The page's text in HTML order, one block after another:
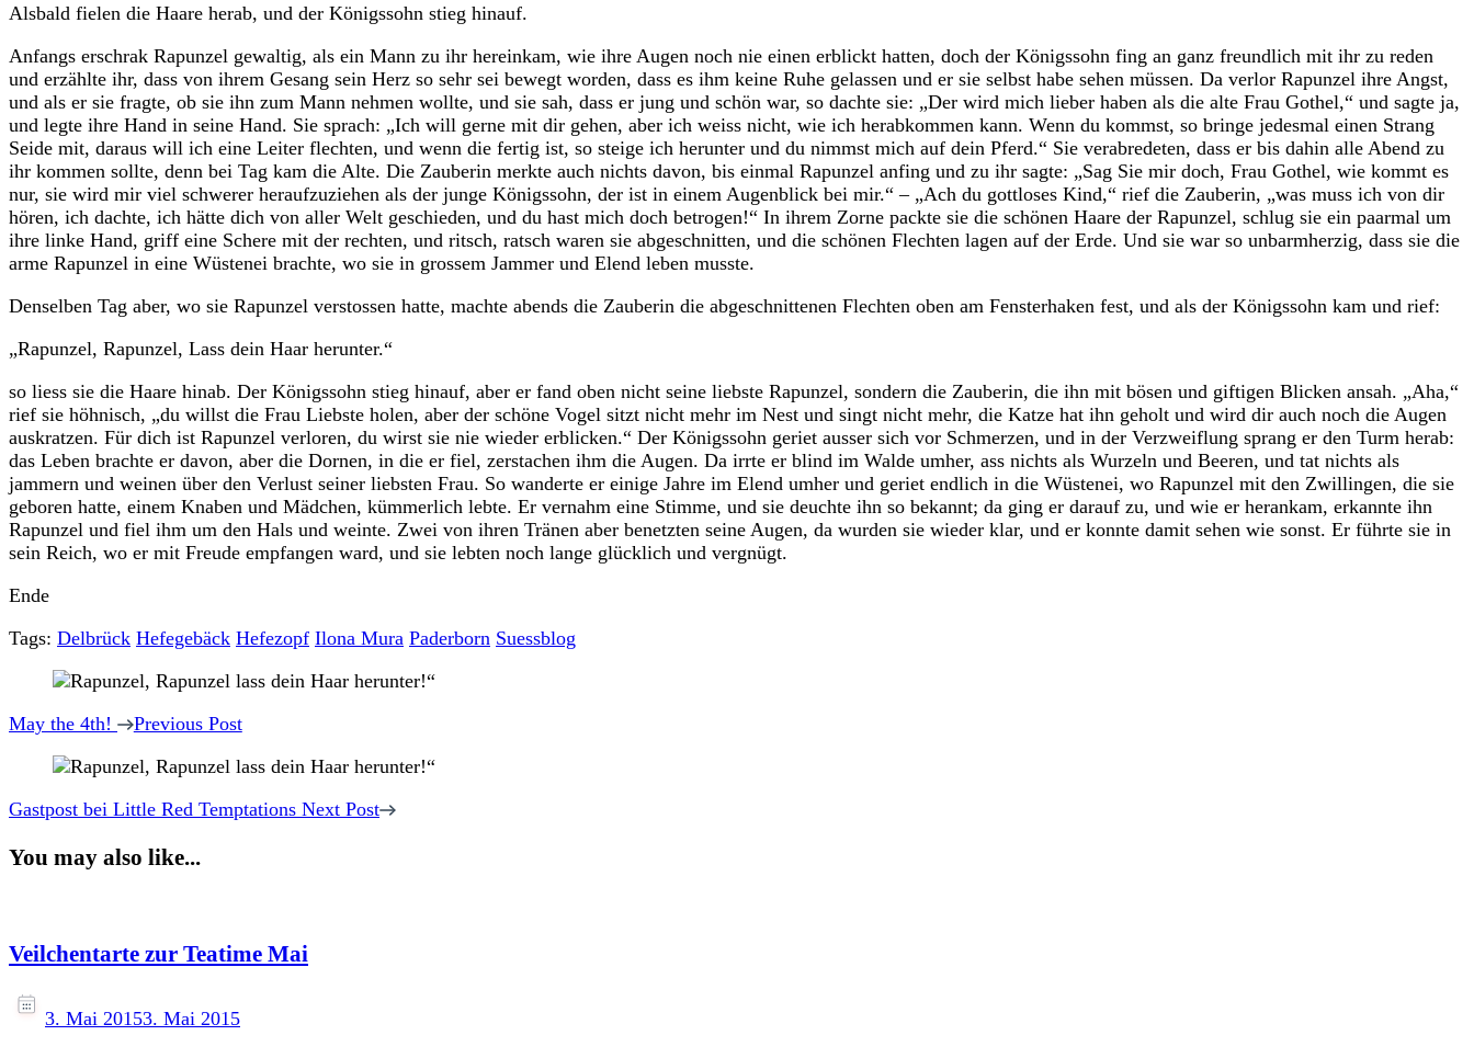
Alsbald fielen die Haare herab, und der Königssohn stieg hinauf.
Anfangs erschrak Rapunzel gewaltig, als ein Mann zu ihr hereinkam, wie ihre Augen noch nie einen erblickt hatten, doch der Königssohn fing an ganz freundlich mit ihr zu reden
und erzählte ihr, dass von ihrem Gesang sein Herz so sehr sei bewegt worden, dass es ihm keine Ruhe gelassen und er sie selbst habe sehen müssen. Da verlor Rapunzel ihre Angst,
und als er sie fragte, ob sie ihn zum Mann nehmen wollte, und sie sah, dass er jung und schön war, so dachte sie: „Der wird mich lieber haben als die alte Frau Gothel,“ und sagte ja,
und legte ihre Hand in seine Hand. Sie sprach: „Ich will gerne mit dir gehen, aber ich weiss nicht, wie ich herabkommen kann. Wenn du kommst, so bringe jedesmal einen Strang
Seide mit, daraus will ich eine Leiter flechten, und wenn die fertig ist, so steige ich herunter und du nimmst mich auf dein Pferd.“ Sie verabredeten, dass er bis dahin alle Abend zu
ihr kommen sollte, denn bei Tag kam die Alte. Die Zauberin merkte auch nichts davon, bis einmal Rapunzel anfing und zu ihr sagte: „Sag Sie mir doch, Frau Gothel, wie kommt es
nur, sie wird mir viel schwerer heraufzuziehen als der junge Königssohn, der ist in einem Augenblick bei mir.“ – „Ach du gottloses Kind,“ rief die Zauberin, „was muss ich von dir
hören, ich dachte, ich hätte dich von aller Welt geschieden, und du hast mich doch betrogen!“ In ihrem Zorne packte sie die schönen Haare der Rapunzel, schlug sie ein paarmal um
ihre linke Hand, griff eine Schere mit der rechten, und ritsch, ratsch waren sie abgeschnitten, und die schönen Flechten lagen auf der Erde. Und sie war so unbarmherzig, dass sie die
arme Rapunzel in eine Wüstenei brachte, wo sie in grossem Jammer und Elend leben musste.
Denselben Tag aber, wo sie Rapunzel verstossen hatte, machte abends die Zauberin die abgeschnittenen Flechten oben am Fensterhaken fest, und als der Königssohn kam und rief:
„Rapunzel, Rapunzel, Lass dein Haar herunter.“
so liess sie die Haare hinab. Der Königssohn stieg hinauf, aber er fand oben nicht seine liebste Rapunzel, sondern die Zauberin, die ihn mit bösen und giftigen Blicken ansah. „Aha,“
rief sie höhnisch, „du willst die Frau Liebste holen, aber der schöne Vogel sitzt nicht mehr im Nest und singt nicht mehr, die Katze hat ihn geholt und wird dir auch noch die Augen
auskratzen. Für dich ist Rapunzel verloren, du wirst sie nie wieder erblicken.“ Der Königssohn geriet ausser sich vor Schmerzen, und in der Verzweiflung sprang er den Turm herab:
das Leben brachte er davon, aber die Dornen, in die er fiel, zerstachen ihm die Augen. Da irrte er blind im Walde umher, ass nichts als Wurzeln und Beeren, und tat nichts als
jammern und weinen über den Verlust seiner liebsten Frau. So wanderte er einige Jahre im Elend umher und geriet endlich in die Wüstenei, wo Rapunzel mit den Zwillingen, die sie
geboren hatte, einem Knaben und Mädchen, kümmerlich lebte. Er vernahm eine Stimme, und sie deuchte ihn so bekannt; da ging er darauf zu, und wie er herankam, erkannte ihn
Rapunzel und fiel ihm um den Hals und weinte. Zwei von ihren Tränen aber benetzten seine Augen, da wurden sie wieder klar, und er konnte damit sehen wie sonst. Er führte sie in
sein Reich, wo er mit Freude empfangen ward, und sie lebten noch lange glücklich und vergnügt.
Ende
Tags: Delbrück Hefegebäck Hefezopf Ilona Mura Paderborn Suessblog
Post
Navigation
May the 4th! Previous Post
Gastpost bei Little Red Temptations Next Post
You may also like...
Veilchentarte zur Teatime Mai
3. Mai 20153. Mai 2015